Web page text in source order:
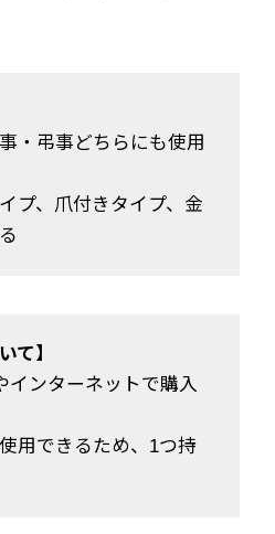
・弔事どちらにも使用
プ、爪付きタイプ、金
て】
インターネットで購入
用できるため、1つ持